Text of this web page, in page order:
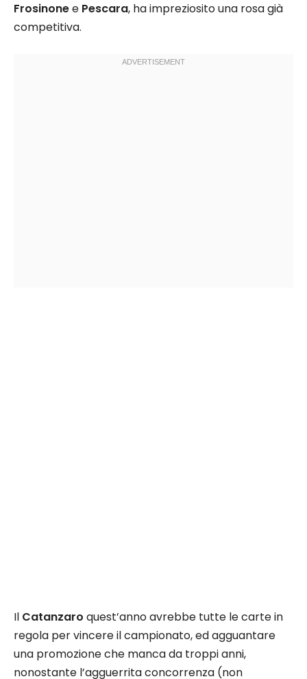
Frosinonee Pescara, ha impreziosito una rosa già
competitiva.
Il Catanzaro quest’anno avrebbe tutte le carte in
regola per vincere il campionato, ed agguantare
una promozione che manca da troppi anni,
nonostante l’agguerrita concorrenza (non